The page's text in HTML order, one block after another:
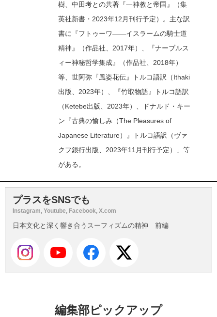
樹、中田考との共著『一神教と帝国』（集
英社新書・2023年12月刊行予定）。主な訳
書に『フトゥーワ――イスラームの騎士道
精神』（作品社、2017年）、『ナーブルス
ィー神秘哲学集成』（作品社、2018年）
等、世阿弥『風姿花伝』トルコ語訳（Ithaki
出版、2023年）、『竹取物語』トルコ語訳
（Ketebe出版、2023年）、ドナルド・キー
ン『古典の愉しみ（The Pleasures of
Japanese Literature）』トルコ語訳（ヴァ
クフ銀行出版、2023年11月刊行予定）」等
がある。
プラスをSNSでも
Instagram, Youtube, Facebook, X.com
日本文化と深く響き合うスーフィズムの精神 前編
編集部ピックアップ